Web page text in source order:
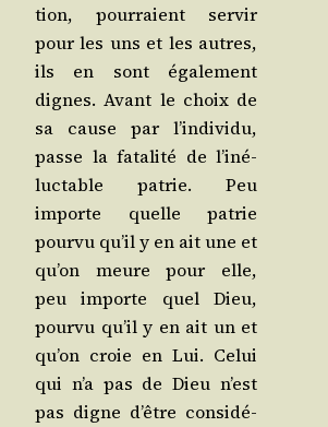
tion, pour­raient ser­vir
pour les uns et les autres,
ils en sont éga­le­ment
dignes. Avant le choix de
sa cause par l’in­di­vi­du,
passe la fata­li­té de l’i­né­
luc­table patrie. Peu
importe quelle patrie
pour­vu qu’il y en ait une et
qu’on meure pour elle,
peu importe quel Dieu,
pour­vu qu’il y en ait un et
qu’on croie en Lui. Celui
qui n’a pas de Dieu n’est
pas digne d’être consi­dé­